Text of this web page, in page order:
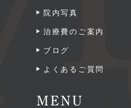
院内写真
治療費のご案内
ブログ
よくあるご質問
MENU